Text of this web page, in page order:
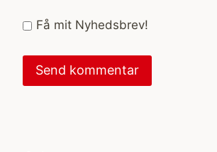
Få mit Nyhedsbrev!